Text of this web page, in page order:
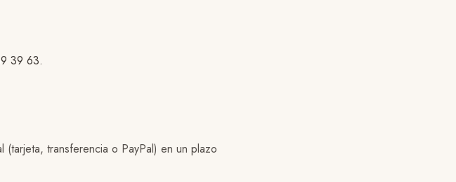
39 63.
transferencia o PayPal) en un plazo